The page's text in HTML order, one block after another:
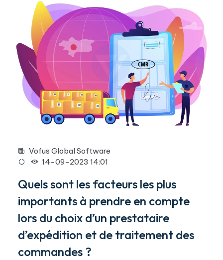
Vofus Global Software
14-09-2023 14:01
Quels sont les facteurs les plus
importants à prendre en compte
lors du choix d’un prestataire
d’expédition et de traitement des
commandes ?